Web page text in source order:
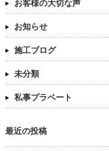
お客様の大切な声
お知らせ
施工ブログ
未分類
私事プラベート
最近の投稿